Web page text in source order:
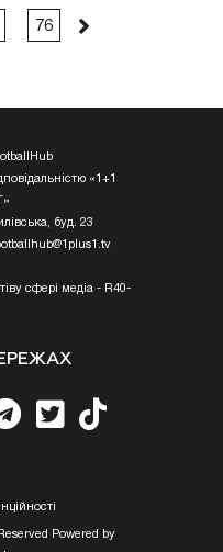
76
«1+1
буд. 23
сфері медіа - R40-
Powered by